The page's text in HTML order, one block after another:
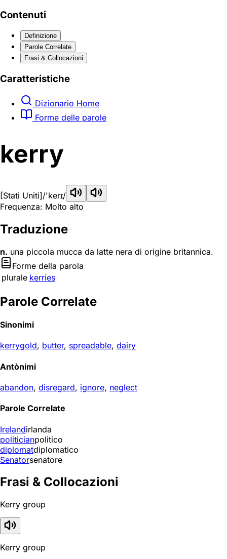
Contenuti
Definizione
Parole Correlate
Frasi & Collocazioni
Caratteristiche
Dizionario Home
Forme delle parole
kerry
[Stati Uniti]/'kerɪ/
Frequenza: Molto alto
Traduzione
n. una piccola mucca da latte nera di origine britannica.
Forme della parola
plurale kerries
Parole Correlate
Sinonimi
kerrygold, butter, spreadable, dairy
Antònimi
abandon, disregard, ignore, neglect
Parole Correlate
Irelandirlanda
politicianpolitico
diplomatdiplomatico
Senatorsenatore
Frasi & Collocazioni
Kerry group
Kerry group